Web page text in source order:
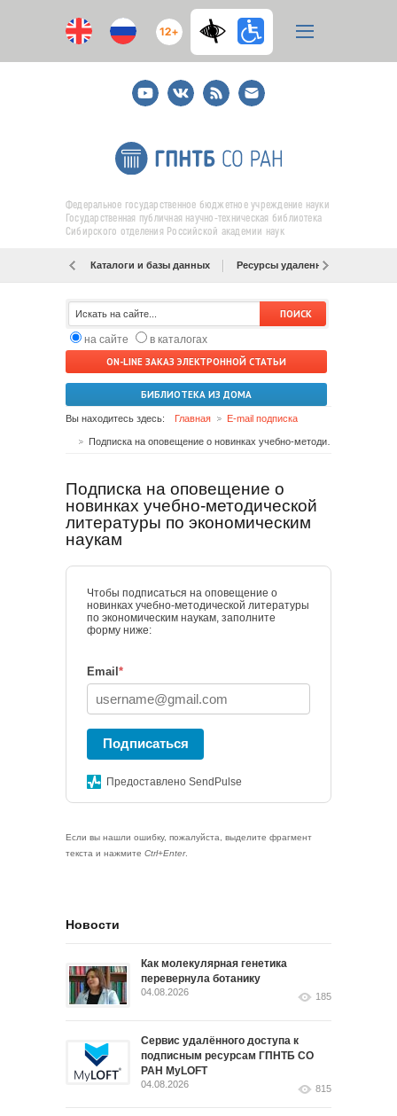
12+
YoutubeВКонтакте
RSS
E-
mail
подписка
Федеральное государственное бюджетное учреждение науки
Государственная публичная научно-техническая библиотека
Сибирского отделения Российской академии наук
Каталоги и базы данных Ресурсы удаленного доступа
на сайте
в каталогах
ON-LINE ЗАКАЗ ЭЛЕКТРОННОЙ СТАТЬИ
БИБЛИОТЕКА ИЗ ДОМА
Вы находитесь здесь: Главная E-mail подписка
Подписка на оповещение о
новинках учебно-методической
литературы по экономическим
наукам
Чтобы подписаться на оповещение о
новинках учебно-методической литературы
по экономическим наукам, заполните
форму ниже:
Email *
Подписаться
Предоставлено SendPulse
Если вы нашли ошибку, пожалуйста, выделите фрагмент
текста и нажмите Ctrl+Enter.
Новости
Как молекулярная генетика
перевернула ботанику
04.08.2026 185
Сервис удалённого доступа к
подписным ресурсам ГПНТБ СО
РАН MyLOFT
04.08.2026 815